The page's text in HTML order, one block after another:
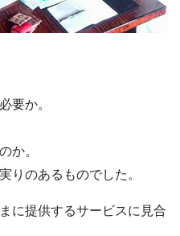
要か。
か。
りのあるものでした。
に提供するサービスに見合